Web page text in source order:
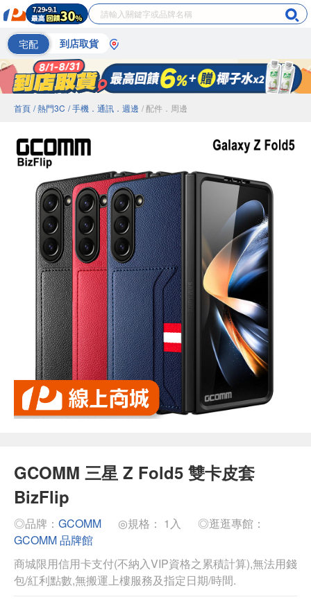
宅配 到店取貨
首頁 / 熱門3C / 手機．通訊．週邊 / 配件．周邊
GCOMM 三星 Z Fold5 雙卡皮套
BizFlip
◎品牌： GCOMM ◎規格： 1入
◎逛逛專館：
GCOMM 品牌館
商城限用信用卡支付(不納入VIP資格之累積計算),無法用錢
包/紅利點數,無搬運上樓服務及指定日期/時間.